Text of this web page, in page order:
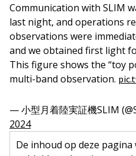
Communication with SLIM
last night, and operations
observations were
and we obtained first light
This figure shows the “toy
multi-band observation.
— 小型月着陸実証機SLIM
2024
De inhoud op deze